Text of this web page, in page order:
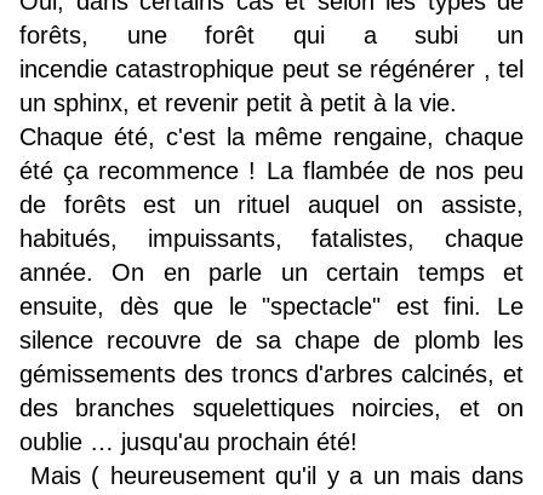
forêts, une forêt qui a subi un
incendie catastrophique peut se régénérer , tel
un sphinx, et revenir petit à petit à la vie.
Chaque été, c'est la même rengaine, chaque
été ça recommence ! La flambée de nos peu
de forêts est un rituel auquel on assiste,
habitués, impuissants, fatalistes, chaque
année. On en parle un certain temps et
ensuite, dès que le "spectacle" est fini. Le
silence recouvre de sa chape de plomb les
gémissements des troncs d'arbres calcinés, et
des branches squelettiques noircies, et on
oublie … jusqu'au prochain été!
Mais ( heureusement qu'il y a un mais dans